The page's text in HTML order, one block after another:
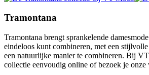
Tramontana
Tramontana brengt sprankelende
eindeloos kunt combineren, met een
een natuurlijke manier te combineren. Bij
collectie eenvoudig online of bezoek je